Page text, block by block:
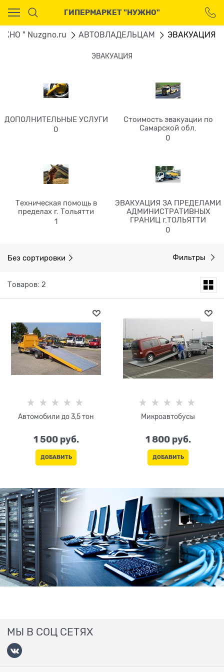
ГИПЕРМАРКЕТ "НУЖНО"
" Nuzgno.ru АВТОВЛАДЕЛЬЦАМ ЭВАКУАЦИЯ
ЭВАКУАЦИЯ
ДОПОЛНИТЕЛЬНЫЕ УСЛУГИ
0
Стоимость эвакуации по
Самарской обл.
0
Техническая помощь в
пределах г. Тольятти
1
ЭВАКУАЦИЯ ЗА ПРЕДЕЛАМИ
АДМИНИСТРАТИВНЫХ
ГРАНИЦ г.ТОЛЬЯТТИ
0
Без сортировки Фильтры
Товаров: 2
Автомобили до 3,5 тон
1 500 руб.
ДОБАВИТЬ
Микроавтобусы
1 800 руб.
ДОБАВИТЬ
МЫ В СОЦ СЕТЯХ
Ваш город - Москва,
угадали?
ДА НЕТ